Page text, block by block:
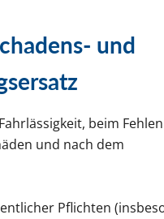
und
beim
und nach dem
Pflichten